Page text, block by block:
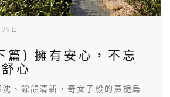
日
篇) 擁有安心，不忘
心
、餘韻清新，奇女子般的黃栀烏